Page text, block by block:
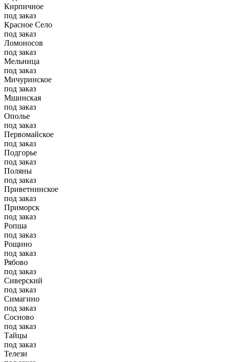
Кирпичное
под заказ
Красное Село
под заказ
Ломоносов
под заказ
Мельница
под заказ
Мичуринское
под заказ
Мшинская
под заказ
Ополье
под заказ
Первомайское
под заказ
Подгорье
под заказ
Поляны
под заказ
Приветнинское
под заказ
Приморск
под заказ
Ропша
под заказ
Рощино
под заказ
Рябово
под заказ
Сиверский
под заказ
Симагино
под заказ
Сосново
под заказ
Тайцы
под заказ
Телези